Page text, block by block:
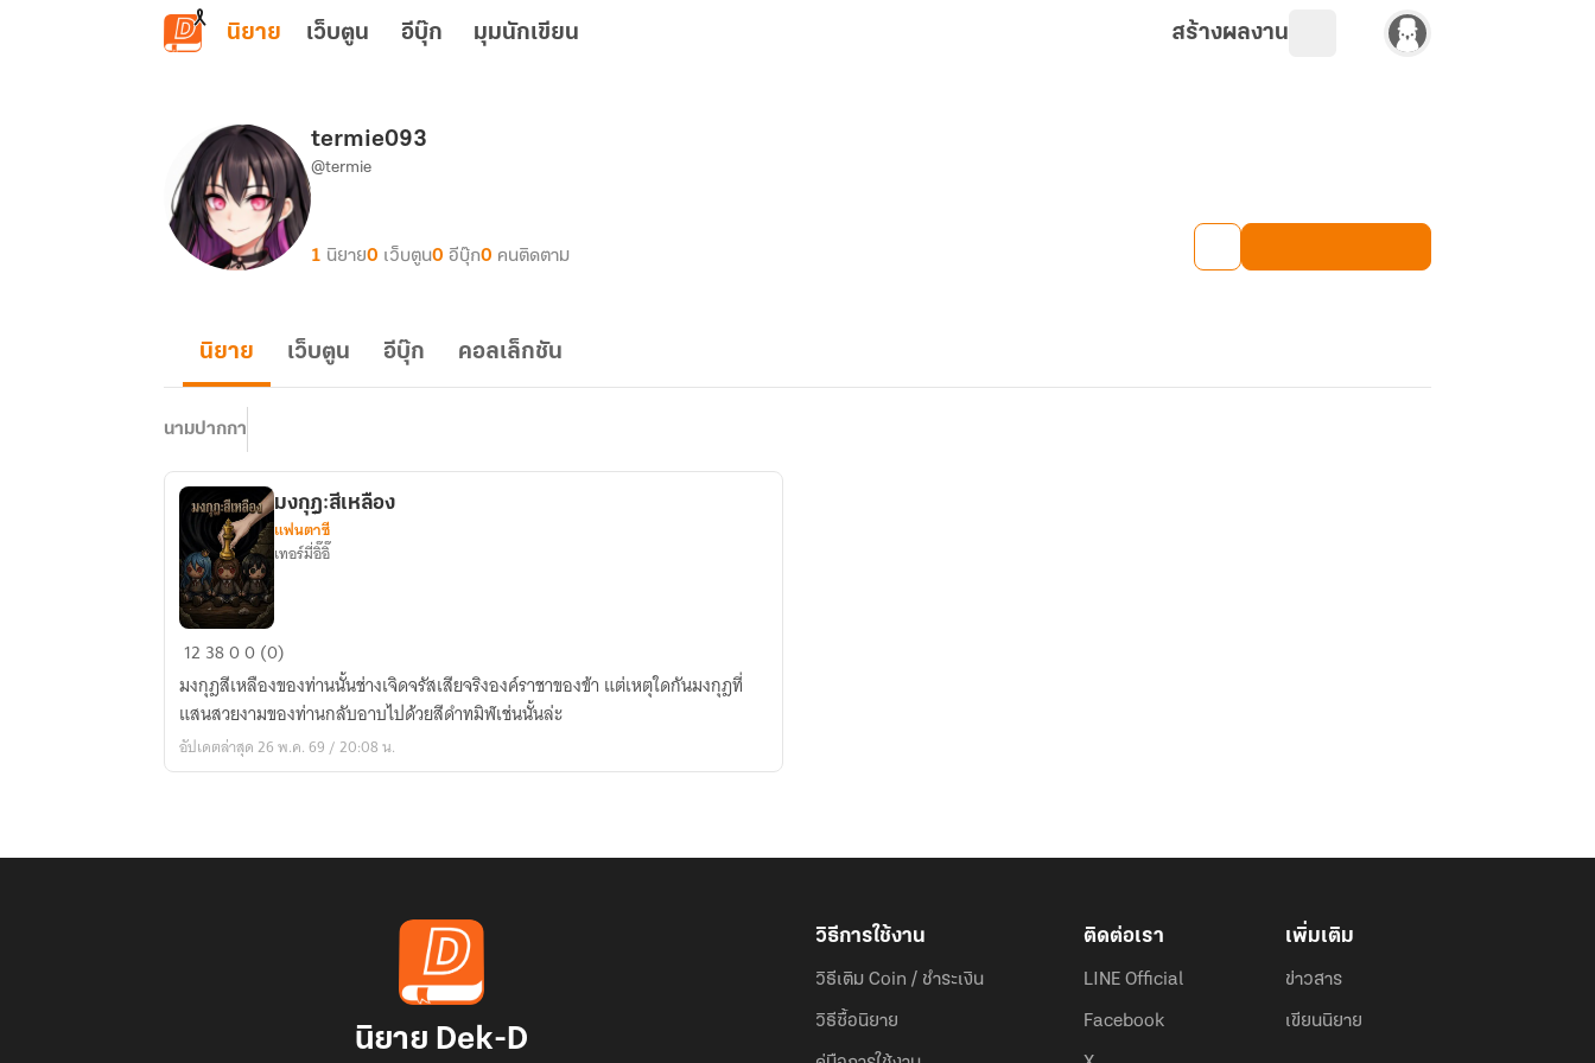
ข้ามไปยังเนื้อหาหลัก
นิยาย เว็บตูน อีบุ๊ก มุมนักเขียน สร้างผลงาน
termie093
@termie
1 นิยาย0 เว็บตูน0 อีบุ๊ก0 คนติดตาม
นิยาย เว็บตูน อีบุ๊ก คอลเล็กชัน
นามปากกา
มงกุฎ:สี
เหลือง
มงกุฎ:สีเหลือง
แฟนตาซี
เทอร์มี่อิ๊อิ๊
12 3800 (0)
มงกุฎสีเหลืองของท่านนั้นช่างเจิดจรัสเสียจริงองค์ราชาของข้า แต่เหตุใดกันมงกุฎที่
แสนสวยงามของท่านกลับอาบไปด้วยสีดำทมิฬเช่นนั้นล่ะ
อัปเดตล่าสุด 26 พ.ค. 69 / 20:08 น.
นิยาย Dek-D
วิธีการใช้งาน
วิธีเติม Coin / ชำระเงิน
วิธีซื้อนิยาย
ติดต่อเรา
LINE Official
Facebook
เพิ่มเติม
ข่าวสาร
เขียนนิยาย